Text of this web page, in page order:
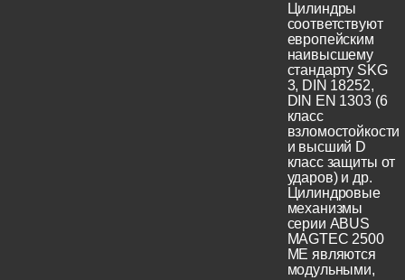
Цилиндры
соответствуют
европейским
наивысшему
стандарту SKG
3, DIN 18252,
DIN EN 1303 (6
класс
взломостойкости
и высший D
класс защиты от
ударов) и др.
Цилиндровые
механизмы
серии ABUS
MAGTEC 2500
ME являются
модульными,